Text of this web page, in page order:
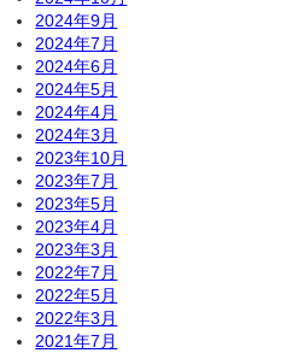
2024年9月
2024年7月
2024年6月
2024年5月
2024年4月
2024年3月
2023年10月
2023年7月
2023年5月
2023年4月
2023年3月
2022年7月
2022年5月
2022年3月
2021年7月